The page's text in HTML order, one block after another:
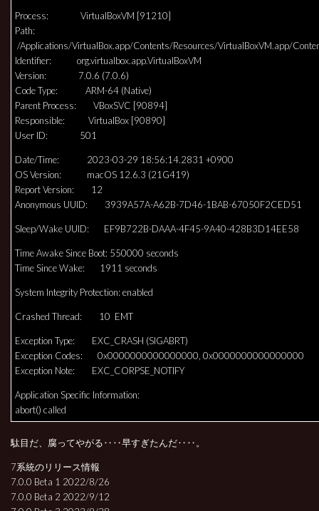
Process: VirtualBoxVM [91210]
Path:
/Applications/VirtualBox.app/Contents/Resources/VirtualBoxVM.app/
Identifier: org.virtualbox.app.VirtualBoxVM
Version: 7.0.6 (7.0.6)
Code Type: ARM-64 (Native)
Parent Process: VBoxSVC [90894]
Responsible: VirtualBox [90890]
User ID: 501
Date/Time: 2023-03-29 18:56:14.2831 +0900
OS Version: macOS 12.6.3 (21G419)
Report Version: 12
Anonymous UUID: 3939A57A-A62B-7D46-1BAB-67050F2CED51
Sleep/Wake UUID: EF9B722B-DAAA-4F45-9A40-428B3D14EE58
Time Awake Since Boot: 550000 seconds
Time Since Wake: 1911 seconds
System Integrity Protection: enabled
Crashed Thread: 10 EMT
Exception Type: EXC_CRASH (SIGABRT)
Exception Codes: 0x0000000000000000, 0x0000000000000000
Exception Note: EXC_CORPSE_NOTIFY
Application Specific Information:
abort() called
駄目だ、腐ってやがる‥‥早すぎたんだ‥‥。
7系統のリリース情報
7.0.0 Beta 1 2022/8/26
7.0.0 Beta 2 2022/9/12